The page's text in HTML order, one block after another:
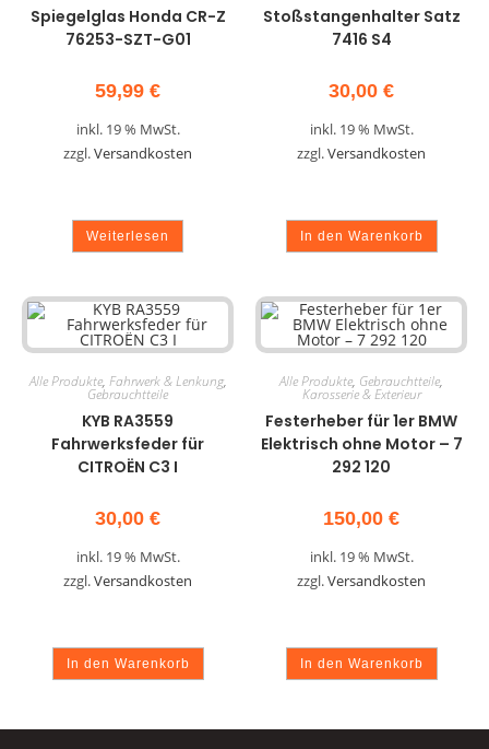
Spiegelglas Honda CR-Z
76253-SZT-G01
59,99 €
inkl. 19 % MwSt.
zzgl.Versandkosten
Weiterlesen
Stoßstangenhalter Satz
7416 S4
30,00 €
inkl. 19 % MwSt.
zzgl.Versandkosten
In den Warenkorb
Alle Produkte, Fahrwerk & Lenkung,
Gebrauchtteile
KYB RA3559
Fahrwerksfeder für
CITROËN C3 I
30,00 €
inkl. 19 % MwSt.
zzgl.Versandkosten
In den Warenkorb
Alle Produkte, Gebrauchtteile,
Karosserie & Exterieur
Festerheber für 1er BMW
Elektrisch ohne Motor – 7
292 120
150,00 €
inkl. 19 % MwSt.
zzgl.Versandkosten
In den Warenkorb